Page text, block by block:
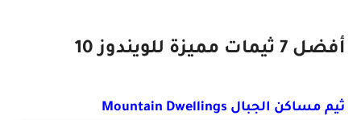
أفضل 7 ثيمات مميزة للويندوز 10
ثيم مساكن الجبال Mountain Dwellings